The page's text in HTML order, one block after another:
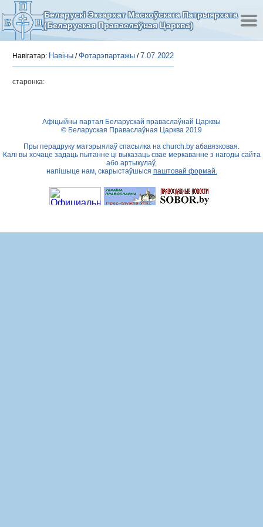
Беларускі Экзархат Маскоўскага Патрыярхата
(Беларуская Праваслаўная Царква)
Навігатар: Навіны /Фотарэпартажы /7.07.2022
старонка:
Афіцыйны партал Беларускай праваслаўнай Царквы
© Беларуская Праваслаўная Царква 2019
Пры перадруку матэрыялаў спасылка на church.by абавязковая.
Калі вы хочаце задаць пытанне ці выказаць свае меркаванне з нагоды сайта
або артыкулаў,
напішыце нам, скарыстаўшыся паштовай формай.